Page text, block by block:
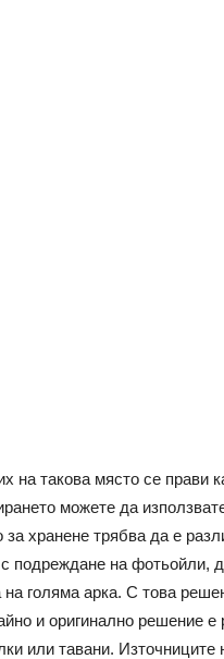
на такова място се прави
можете да
хранене трябва да е
подреждане на фотьойли,
голяма арка. С това
и оригинално решение е
или тавани. Източниците